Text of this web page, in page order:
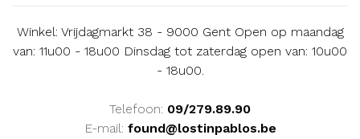
Winkel: Vrijdagmarkt 38 - 9000 Gent Open op maandag
van: 11u00 - 18u00 Dinsdag tot zaterdag open van: 10u00
- 18u00.
Telefoon: 09/279.89.90
E-mail: found@lostinpablos.be